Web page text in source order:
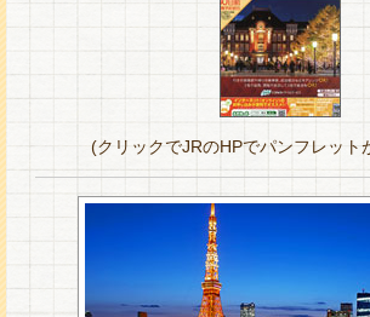
(クリックでJRのHPでパンフレット